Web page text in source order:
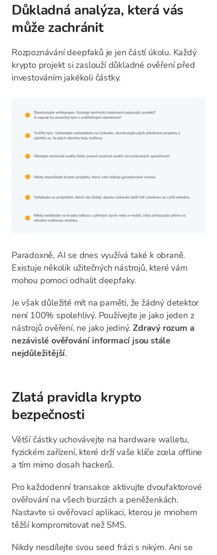
Důkladná analýza, která vás
může zachránit
Rozpoznávání deepfaků je jen částí úkolu. Každý
krypto projekt si zaslouží důkladné ověření před
investováním jakékoli částky.
Paradoxně, AI se dnes využívá také k obraně.
Existuje několik užitečných nástrojů, které vám
mohou pomoci odhalit deepfaky.
Je však důležité mít na paměti, že žádný detektor
není 100% spolehlivý. Používejte je jako jeden z
nástrojů ověření, ne jako jediný.Zdravý rozum a
nezávislé ověřování informací jsou stále
nejdůležitější.
Zlatá pravidla krypto
bezpečnosti
Větší částky uchovávejte na hardware walletu,
fyzickém zařízení, které drží vaše klíče zcela offline
a tím mimo dosah hackerů.
Pro každodenní transakce aktivujte dvoufaktorové
ověřování na všech burzách a peněženkách.
Nastavte si ověřovací aplikaci, kterou je mnohem
těžší kompromitovat než SMS.
Nikdy nesdílejte svou seed frázi s nikým. Ani se